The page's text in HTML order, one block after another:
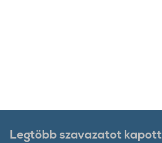
Legtöbb szavazatot kapott